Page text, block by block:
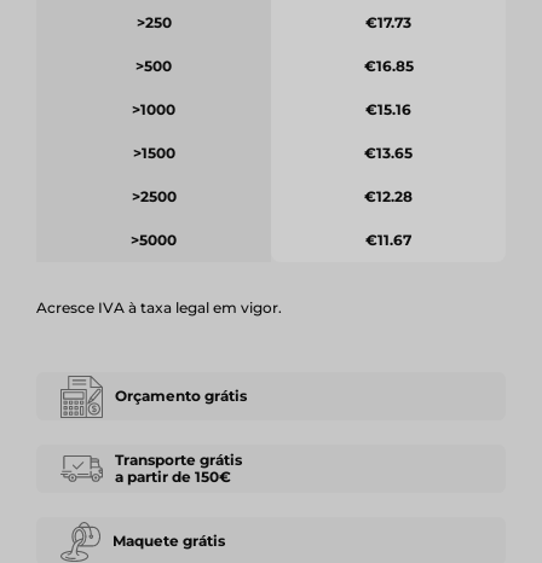
>250
>500
>1000
>1500
>2500
>5000
€17.73
€16.85
€15.16
€13.65
€12.28
€11.67
Acresce IVA à taxa legal em vigor.
Orçamento grátis
Transporte grátis
a partir de 150€
Maquete grátis